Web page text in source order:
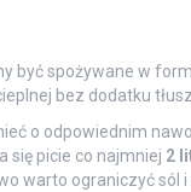
być spożywane w
bez dodatku
o odpowiednim
się picie co najmniej 2
warto ograniczyć sól